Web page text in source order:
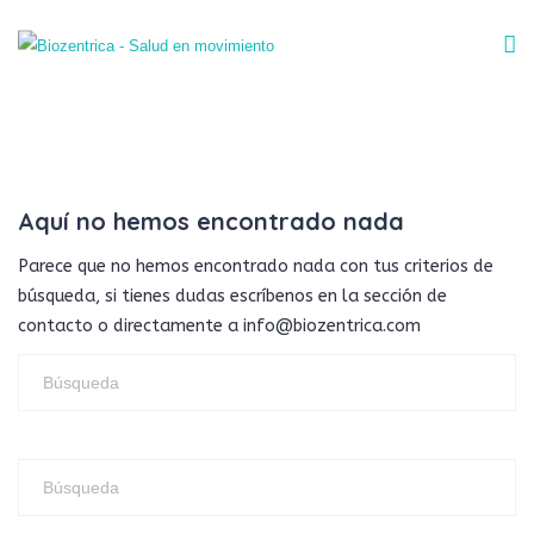
Aquí no hemos encontrado nada
Parece que no hemos encontrado nada con tus criterios de
búsqueda, si tienes dudas escríbenos en la sección de
contacto o directamente a info@biozentrica.com